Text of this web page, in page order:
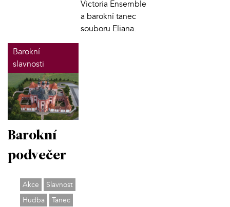
Victoria Ensemble
a barokní tanec
souboru Eliana.
Barokní
slavnosti
Barokní
podvečer
Akce
Slavnost
Hudba
Tanec